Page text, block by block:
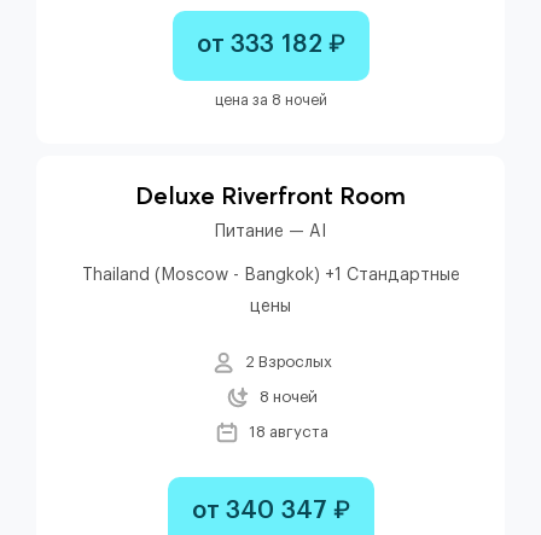
от 333 182 ₽
цена за 8 ночей
Deluxe Riverfront Room
Питание — AI
Thailand (Moscow - Bangkok) +1 Стандартные
цены
2 Взрослых
8 ночей
18 августа
от 340 347 ₽